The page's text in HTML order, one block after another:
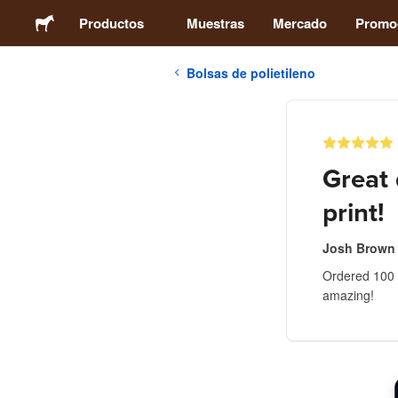
Productos Muestras Mercado
Bolsas de polietileno
Great
print!
Josh Brown
Ordered
amazing!